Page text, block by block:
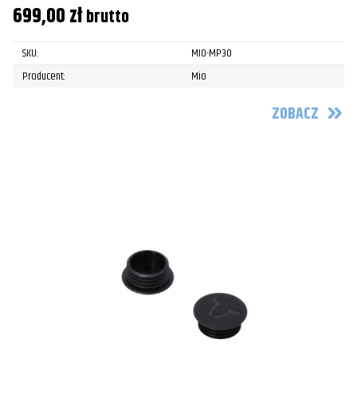
699,00złbrutto
SKU:
MIO-MP30
Producent:
Mio
ZOBACZ